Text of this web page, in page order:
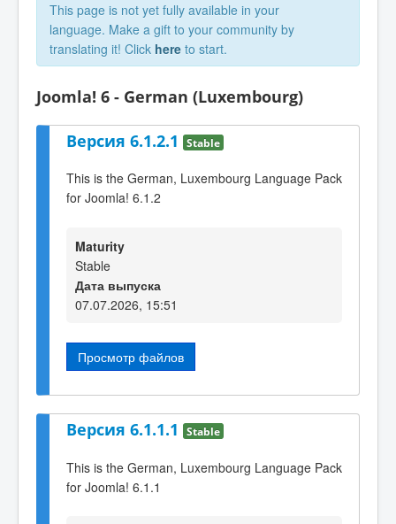
This page is not yet fully available in your
language. Make a gift to your community by
translating it! Click here to start.
Joomla! 6 - German (Luxembourg)
Версия 6.1.2.1 Stable
This is the German, Luxembourg Language Pack
for Joomla! 6.1.2
Maturity
Stable
Дата выпуска
07.07.2026, 15:51
Просмотр файлов
Версия 6.1.1.1 Stable
This is the German, Luxembourg Language Pack
for Joomla! 6.1.1